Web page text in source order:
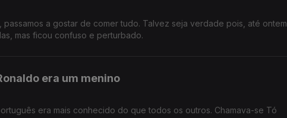
a gostar de comer tudo. Talvez seja verdade pois, até ontem,
mas ficou confuso e perturbado.
era um menino
era mais conhecido do que todos os outros. Chamava-se Tó